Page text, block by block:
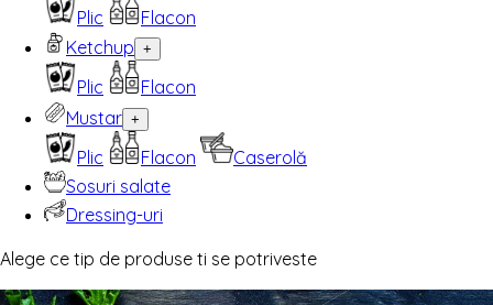
Plic
Flacon
Ketchup +
Plic
Flacon
Mustar +
Plic Flacon
Caserolă
Sosuri salate
Dressing-uri
Alege ce tip de produse ti se potriveste